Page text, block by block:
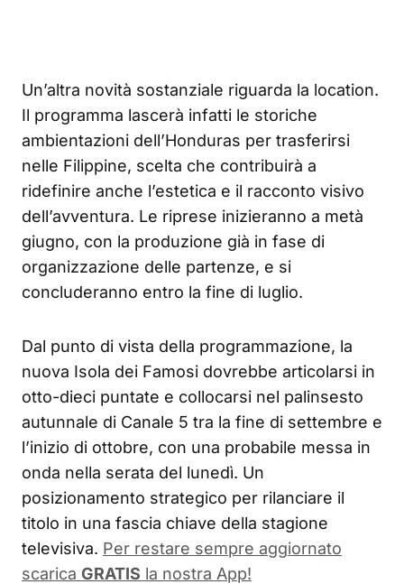
Un’altra novità sostanziale riguarda la location.
Il programma lascerà infatti le storiche
ambientazioni dell’Honduras per trasferirsi
nelle Filippine, scelta che contribuirà a
ridefinire anche l’estetica e il racconto visivo
dell’avventura. Le riprese inizieranno a metà
giugno, con la produzione già in fase di
organizzazione delle partenze, e si
concluderanno entro la fine di luglio.
Dal punto di vista della programmazione, la
nuova Isola dei Famosi dovrebbe articolarsi in
otto-dieci puntate e collocarsi nel palinsesto
autunnale di Canale 5 tra la fine di settembre e
l’inizio di ottobre, con una probabile messa in
onda nella serata del lunedì. Un
posizionamento strategico per rilanciare il
titolo in una fascia chiave della stagione
televisiva. Per restare sempre aggiornato
scarica GRATIS la nostra App!